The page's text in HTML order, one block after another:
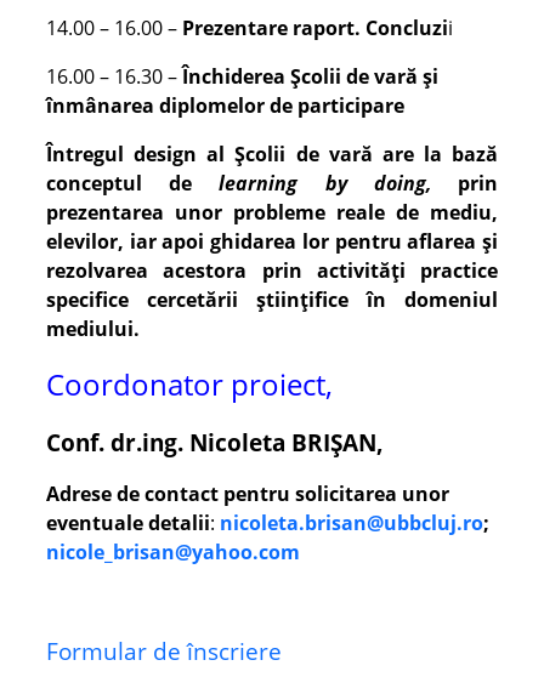
14.00 – 16.00 – Prezentare raport. Concluzii
16.00 – 16.30 –Închiderea Școlii de vară și
înmânarea diplomelor de participare
Întregul design al Școlii de vară are la bază
conceptul delearning by doing, prin
prezentarea unor probleme reale de mediu,
elevilor, iar apoi ghidarea lor pentru aflarea și
rezolvarea acestora prin activități practice
specifice cercetării științifice în domeniul
mediului.
Coordonator proiect,
Conf. dr.ing. Nicoleta BRIȘAN,
Adrese de contact pentru solicitarea unor
eventuale detalii: nicoleta.brisan@ubbcluj.ro;
nicole_brisan@yahoo.com
Formular de înscriere